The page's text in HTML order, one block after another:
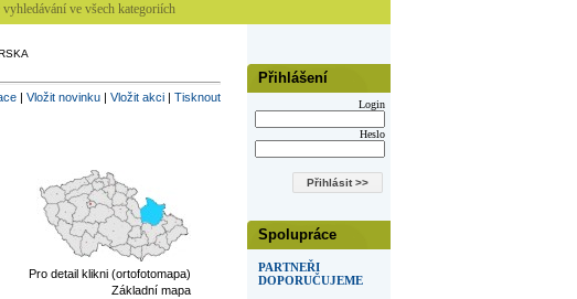
vyhledávání ve všech kategoriích
Přihlášení
Login
Heslo
Spolupráce
PARTNEŘI
DOPORUČUJEME
| Vložit novinku| Vložit akci| Tisknout
Pro detail klikni (ortofotomapa)
Základní mapa